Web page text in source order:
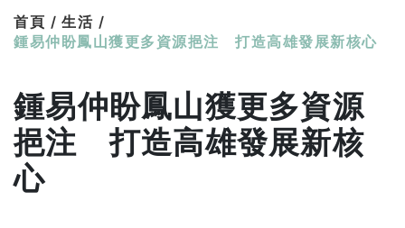
首頁 / 生活 /
鍾易仲盼鳳山獲更多資源挹注 打造高雄發展新核心
鍾易仲盼鳳山獲更多資源
挹注 打造高雄發展新核
心